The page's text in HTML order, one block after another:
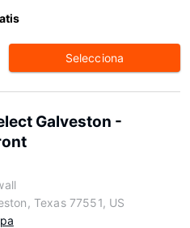
Selecciona
Galveston -
Texas 77551, US